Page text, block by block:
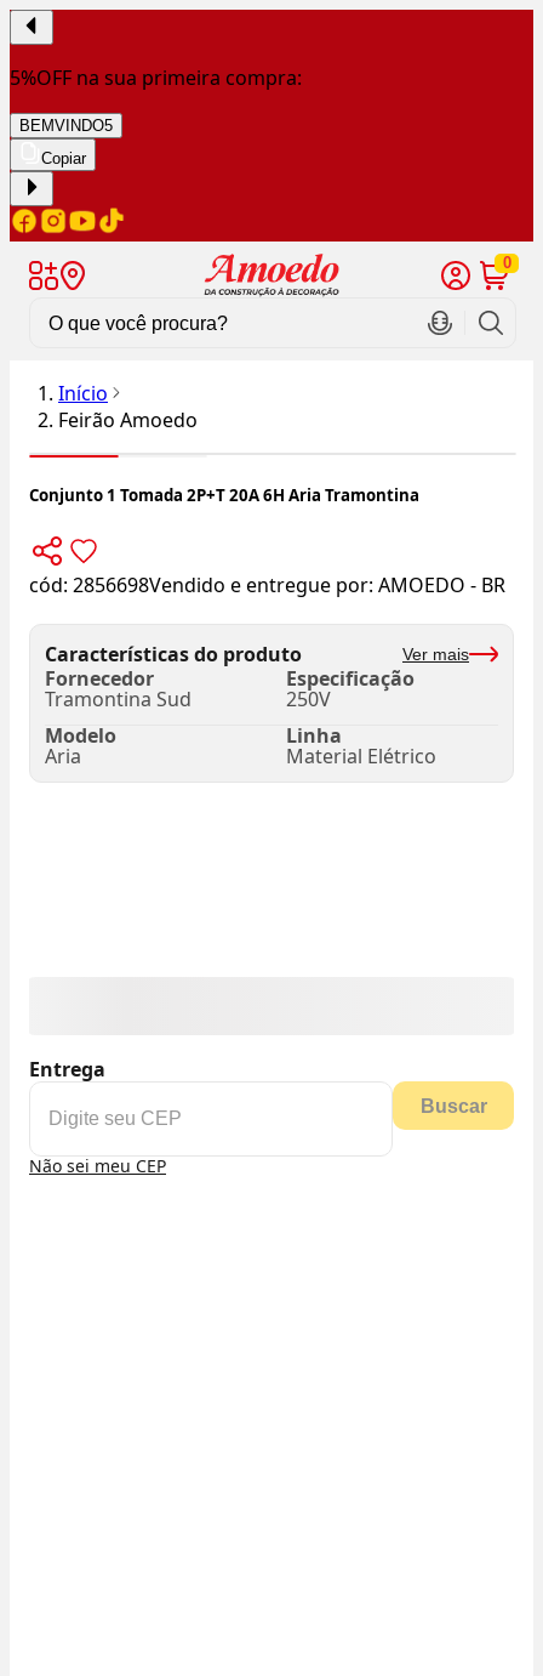
5%OFF na sua primeira compra:
BEMVINDO5
Copiar
0
Início
Feirão Amoedo
Conjunto 1 Tomada 2P+T 20A 6H Aria Tramontina
cód: 2856698Vendido e entregue por: AMOEDO - BR
Características do produto Ver mais
Fornecedor
Tramontina Sud
Especificação
250V
Modelo
Aria
Linha
Material Elétrico
Entrega
Buscar
Não sei meu CEP